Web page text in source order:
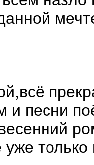
и песни
только